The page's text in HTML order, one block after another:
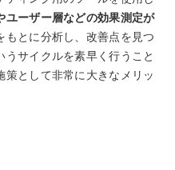
ユーザー層などの効果測定が
もとに分析し、改善点を見つ
サイクルを素早く行うこと
として非常に大きなメリッ